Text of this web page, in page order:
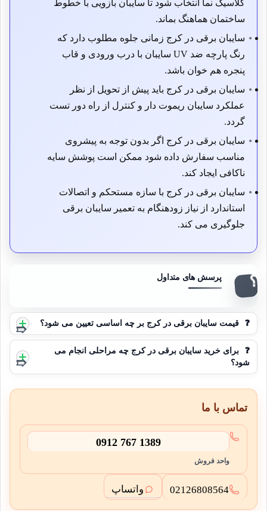
کلاسیک نما انتخاب شود تا سایبان بازویی با خطوط
ساختمان هماهنگ بماند.
سایبان برقی در کرج زمانی جلوه مطلوب دارد که
رنگ پارچه ضد UV سایبان با درب ورودی و قاب
پنجره هم خوان باشد.
سایبان برقی در کرج باید پیش از تحویل از نظر
عملکرد سایبان ریموت دار و کنترل از راه دور تست
گردد.
سایبان برقی در کرج اگر بدون توجه به پیشروی
مناسب سفارش داده شود ممکن است پوشش سایه
ناکافی ایجاد کند.
سایبان برقی در کرج با سازه مستحکم و اتصالات
استاندارد از نیاز زودهنگام به تعمیر سایبان برقی
جلوگیری می کند.
❓ قیمت سایبان برقی در کرج بر چه اساسی تعیین می شود؟
❓
برای خرید سایبان برقی در کرج چه مراحلی انجام می
شود؟
تماس با ما
0912 767 1389
واحد فروش
02126808564 واتساپ